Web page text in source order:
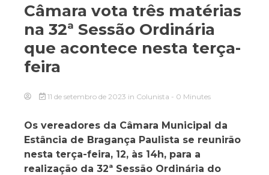
Câmara vota três matérias
na 32ª Sessão Ordinária
que acontece nesta terça-
feira
11 de setembro de 2023 in Colunista - 0 Minutes
Os vereadores da Câmara Municipal da
Estância de Bragança Paulista se reunirão
nesta terça-feira, 12, às 14h, para a
realização da 32ª Sessão Ordinária do